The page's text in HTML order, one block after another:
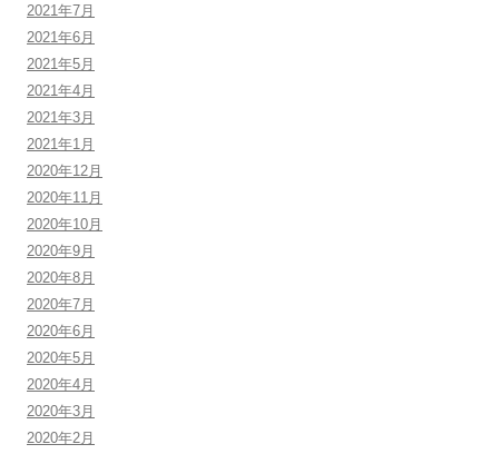
2021年7月
2021年6月
2021年5月
2021年4月
2021年3月
2021年1月
2020年12月
2020年11月
2020年10月
2020年9月
2020年8月
2020年7月
2020年6月
2020年5月
2020年4月
2020年3月
2020年2月